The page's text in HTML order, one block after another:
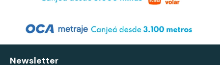
Newsletter